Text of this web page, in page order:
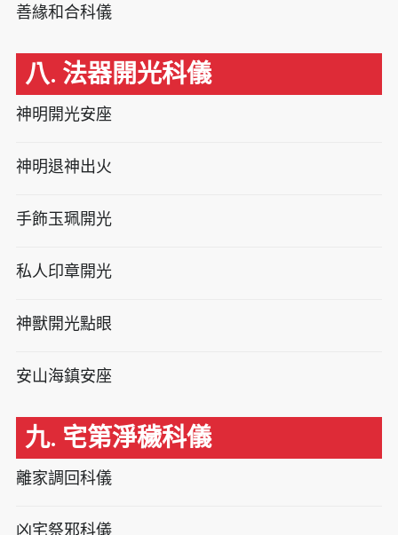
善緣和合科儀
八. 法器開光科儀
神明開光安座
神明退神出火
手飾玉珮開光
私人印章開光
神獸開光點眼
安山海鎮安座
九. 宅第淨穢科儀
離家調回科儀
凶宅祭邪科儀